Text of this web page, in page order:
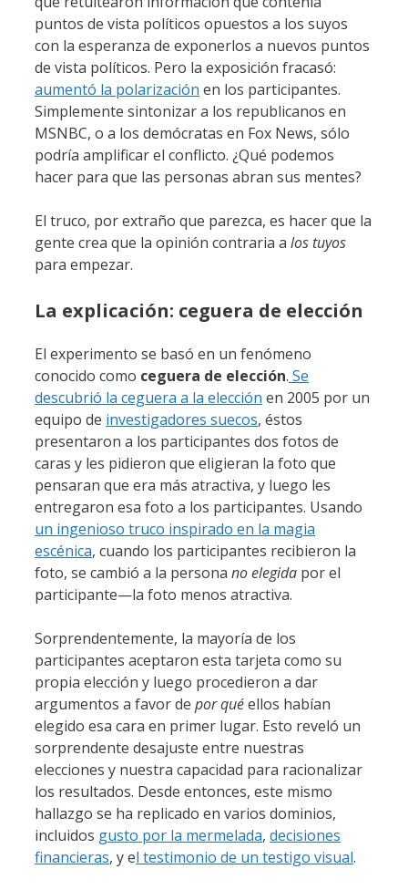
puntos de vista políticos opuestos a los suyos
con la esperanza de exponerlos a nuevos puntos
de vista políticos. Pero la exposición fracasó:
aumentó la polarización en los participantes.
Simplemente sintonizar a los republicanos en
MSNBC, o a los demócratas en Fox News, sólo
podría amplificar el conflicto. ¿Qué podemos
hacer para que las personas abran sus mentes?
El truco, por extraño que parezca, es hacer que la
gente crea que la opinión contraria a los tuyos
para empezar.
La explicación: ceguera de elección
El experimento se basó en un fenómeno
conocido como ceguera de elección. Se
descubrió la ceguera a la elección en 2005 por un
equipo de investigadores suecos, éstos
presentaron a los participantes dos fotos de
caras y les pidieron que eligieran la foto que
pensaran que era más atractiva, y luego les
entregaron esa foto a los participantes. Usando
un ingenioso truco inspirado en la magia
escénica, cuando los participantes recibieron la
foto, se cambió a la persona no elegida por el
participante—la foto menos atractiva.
Sorprendentemente, la mayoría de los
participantes aceptaron esta tarjeta como su
propia elección y luego procedieron a dar
argumentos a favor de por quéellos habían
elegido esa cara en primer lugar. Esto reveló un
sorprendente desajuste entre nuestras
elecciones y nuestra capacidad para racionalizar
los resultados. Desde entonces, este mismo
hallazgo se ha replicado en varios dominios,
incluidos gusto por la mermelada, decisiones
financieras, y el testimonio de un testigo visual.